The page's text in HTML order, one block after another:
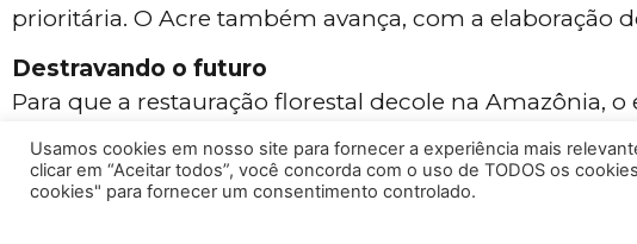
prioritária. O Acre também avança, com a elaboração
Destravando o futuro
Para que a restauração florestal decole na Amazônia,
Harmonizar a regulação entre os estados;
Ampliar os incentivos para o restauro
Usamos cookies em nosso site para fornecer a experiência mais
clicar em “Aceitar todos”, você concorda com o uso de TODOS os
cookies" para fornecer um consentimento controlado.